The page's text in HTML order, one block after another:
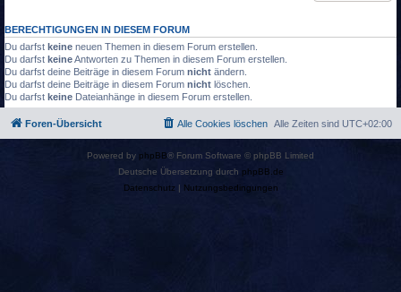
BERECHTIGUNGEN IN DIESEM FORUM
Du darfst keine neuen Themen in diesem Forum erstellen.
Du darfst keineAntworten zu Themen in diesem Forum erstellen.
Du darfst deine Beiträge in diesem Forum nicht ändern.
Du darfst deine Beiträge in diesem Forum nicht löschen.
Du darfst keine Dateianhänge in diesem Forum erstellen.
Foren-Übersicht Alle Zeiten sind UTC+02:00
Alle Cookies löschen
Powered by phpBB® Forum Software © phpBB Limited
Deutsche Übersetzung durch phpBB.de
Datenschutz | Nutzungsbedingungen